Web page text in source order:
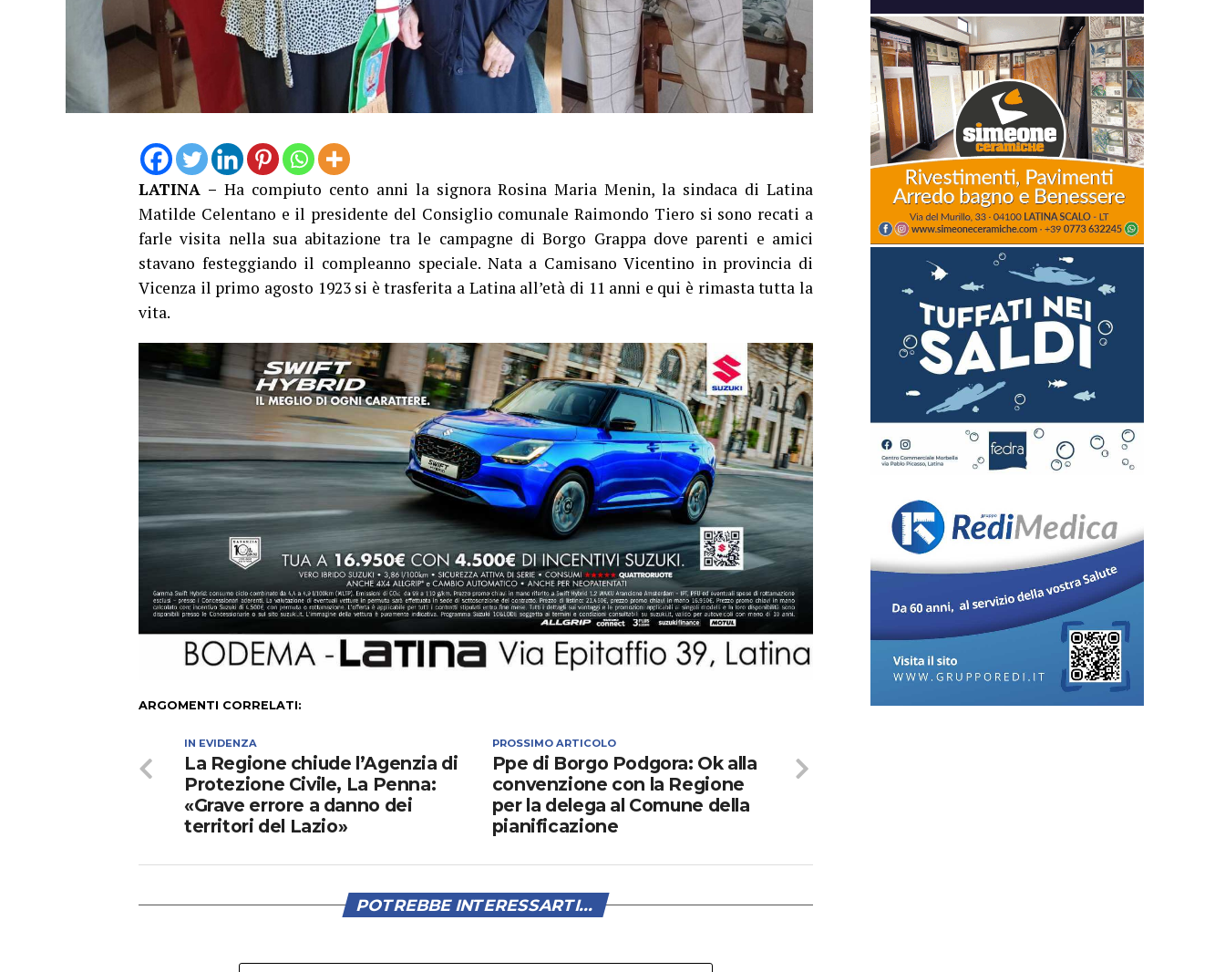
LATINA – Ha compiuto cento anni la signora Rosina Maria Menin, la sindaca di Latina
Matilde Celentano e il presidente del Consiglio comunale Raimondo Tiero si sono recati a
farle visita nella sua abitazione tra le campagne di Borgo Grappa dove parenti e amici
stavano festeggiando il compleanno speciale. Nata a Camisano Vicentino in provincia di
Vicenza il primo agosto 1923 si è trasferita a Latina all’età di 11 anni e qui è rimasta tutta la
vita.
ARGOMENTI CORRELATI:
PROSSIMO ARTICOLO
Ppe di Borgo Podgora: Ok alla
convenzione con la Regione
per la delega al Comune della
pianificazione
IN EVIDENZA
La Regione chiude l’Agenzia di
Protezione Civile, La Penna:
«Grave errore a danno dei
territori del Lazio»
POTREBBE INTERESSARTI...